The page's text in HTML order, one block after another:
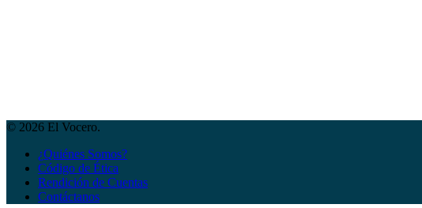
© 2026 El Vocero.
¿Quiénes Somos?
Código de Ética
Rendición de Cuentas
Contáctanos